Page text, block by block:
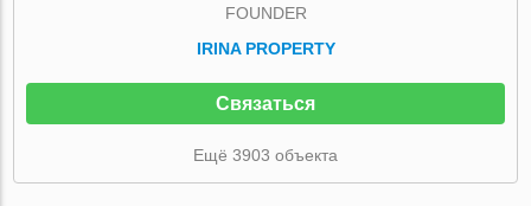
FOUNDER
IRINA PROPERTY
Связаться
Ещё 3903 объекта